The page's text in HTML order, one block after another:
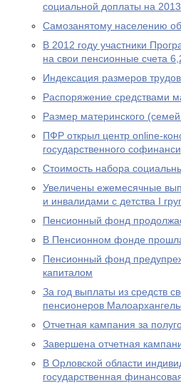
социальной доплаты на
Самозанятому населению
В 2012 году участники
на свои пенсионные счета
Индексация размеров
Распоряжение средствами
Размер материнского
ПФР открыл центр online-
государственного
Стоимость набора
Увеличены ежемесячные
и инвалидами с детства I
Пенсионный фонд
В Пенсионном фонде
Пенсионный фонд
капиталом
За год выплаты из средств
пенсионеров
Отчетная кампания за
Завершена отчетная
В Орловской области
государственная